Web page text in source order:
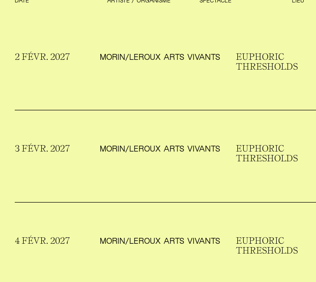
2 FÉVR. 2027 MORIN/​LEROUX ARTS VIVANTS
EUPHORIC
THRESHOLDS
3 FÉVR. 2027 MORIN/​LEROUX ARTS VIVANTS
EUPHORIC
THRESHOLDS
4 FÉVR. 2027 MORIN/​LEROUX ARTS VIVANTS
EUPHORIC
THRESHOLDS